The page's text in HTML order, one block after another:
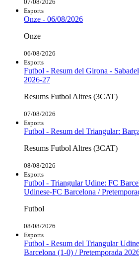
07/08/2026
Esports
Onze - 06/08/2026
Onze
06/08/2026
Esports
Futbol - Resum del Girona -
2026-27
Resums Futbol Altres (3CAT)
07/08/2026
Esports
Futbol - Resum del Triangular:
Resums Futbol Altres (3CAT)
08/08/2026
Esports
Futbol - Triangular Udine: FC
Udinese-FC Barcelona /
Futbol
08/08/2026
Esports
Futbol - Resum del Triangular
Barcelona (1-0) / Pretemporada